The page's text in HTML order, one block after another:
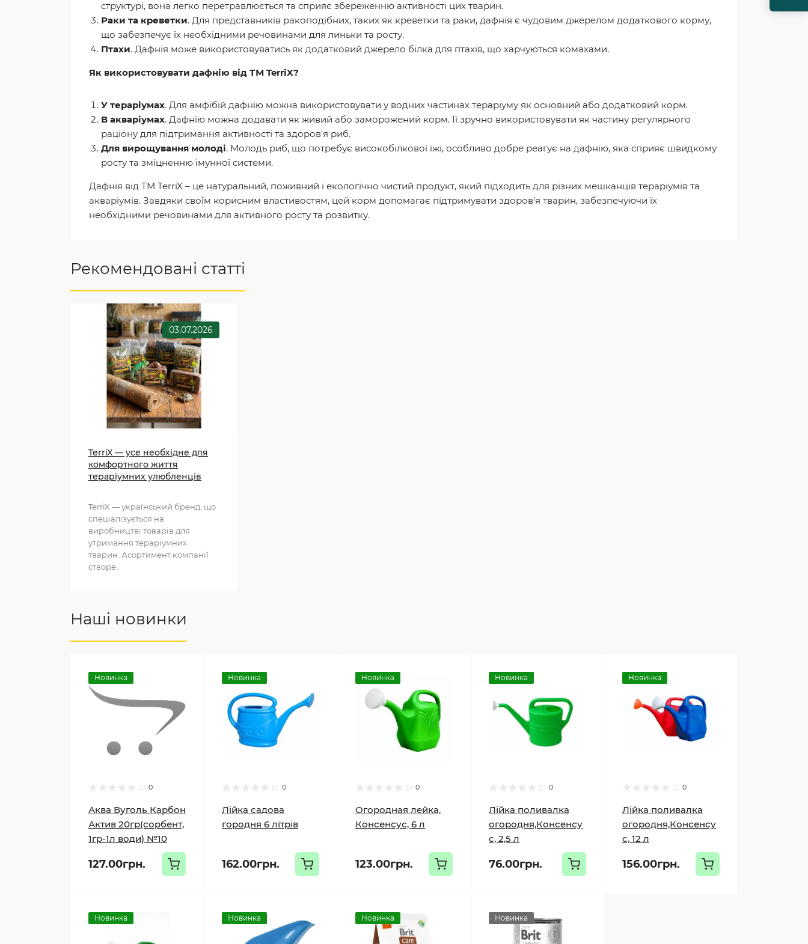
структурі, вона легко перетравлюється та сприяє збереженню активності цих тварин.
Раки та креветки. Для представників ракоподібних, таких як креветки та раки, дафнія є чудовим джерелом додаткового корму,
що забезпечує їх необхідними речовинами для линьки та росту.
Птахи. Дафнія може використовуватись як додатковий джерело білка для птахів, що харчуються комахами.
Як використовувати дафнію від ТМ TerriX?
У тераріумах. Для амфібій дафнію можна використовувати у водних частинах тераріуму як основний або додатковий корм.
В акваріумах. Дафнію можна додавати як живий або заморожений корм. Її зручно використовувати як частину регулярного
раціону для підтримання активності та здоров'я риб.
Для вирощування молоді. Молодь риб, що потребує високобілкової їжі, особливо добре реагує на дафнію, яка сприяє швидкому
росту та зміцненню імунної системи.
Дафнія від ТМ TerriX – це натуральний, поживний і екологічно чистий продукт, який підходить для різних мешканців тераріумів та
акваріумів. Завдяки своїм корисним властивостям, цей корм допомагає підтримувати здоров'я тварин, забезпечуючи їх
необхідними речовинами для активного росту та розвитку.
Рекомендовані статті
03.07.2026
TerriX — усе необхідне для
комфортного життя
тераріумних улюбленців
TerriX — український бренд, що
спеціалізується на
виробництві товарів для
утримання тераріумних
тварин. Асортимент компанії
створе..
Наші новинки
Новинка
0
Аква Вуголь Карбон
Актив 20гр(сорбент,
1гр-1л води) №10
127.00грн.
Новинка
0
Лійка садова
городня 6 літрів
162.00грн.
Новинка
0
Огородная лейка,
Консенсус, 6 л
123.00грн.
Новинка
0
Лійка поливалка
огородня,Консенсу
с, 2,5 л
76.00грн.
Новинка
0
Лійка поливалка
огородня,Консенсу
с, 12 л
156.00грн.
Новинка Новинка Новинка Новинка